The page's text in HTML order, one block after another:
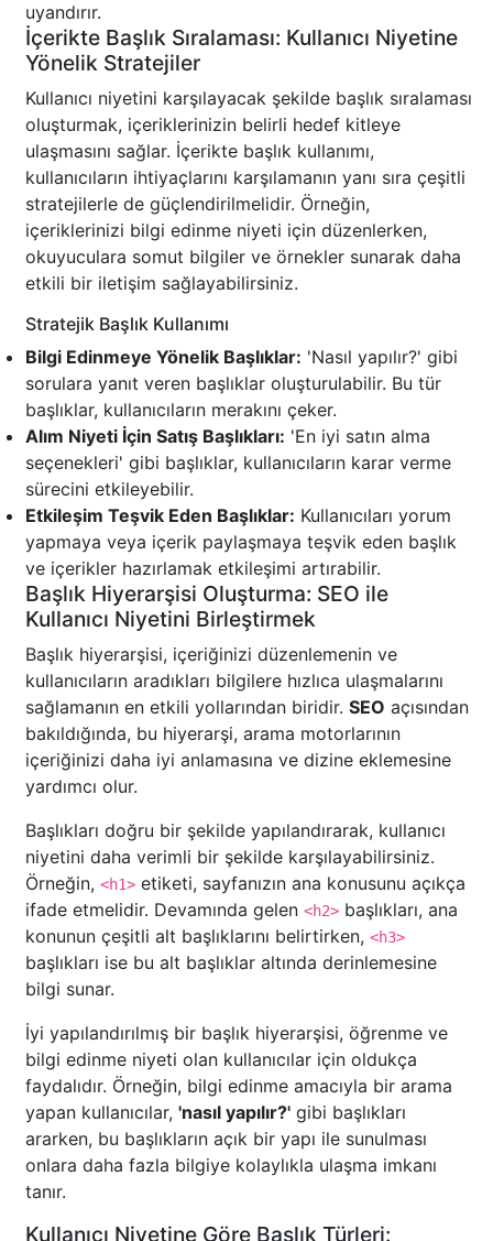
uyandırır.
İçerikte Başlık Sıralaması: Kullanıcı Niyetine
Yönelik Stratejiler
Kullanıcı niyetini karşılayacak şekilde başlık sıralaması
oluşturmak, içeriklerinizin belirli hedef kitleye
ulaşmasını sağlar. İçerikte başlık kullanımı,
kullanıcıların ihtiyaçlarını karşılamanın yanı sıra çeşitli
stratejilerle de güçlendirilmelidir. Örneğin,
içeriklerinizi bilgi edinme niyeti için düzenlerken,
okuyuculara somut bilgiler ve örnekler sunarak daha
etkili bir iletişim sağlayabilirsiniz.
Stratejik Başlık Kullanımı
Bilgi Edinmeye Yönelik Başlıklar: 'Nasıl yapılır?' gibi
sorulara yanıt veren başlıklar oluşturulabilir. Bu tür
başlıklar, kullanıcıların merakını çeker.
Alım Niyeti İçin Satış Başlıkları: 'En iyi satın alma
seçenekleri' gibi başlıklar, kullanıcıların karar verme
sürecini etkileyebilir.
Etkileşim Teşvik Eden Başlıklar: Kullanıcıları yorum
yapmaya veya içerik paylaşmaya teşvik eden başlık
ve içerikler hazırlamak etkileşimi artırabilir.
Başlık Hiyerarşisi Oluşturma: SEO ile
Kullanıcı Niyetini Birleştirmek
Başlık hiyerarşisi, içeriğinizi düzenlemenin ve
kullanıcıların aradıkları bilgilere hızlıca ulaşmalarını
sağlamanın en etkili yollarından biridir. SEO açısından
bakıldığında, bu hiyerarşi, arama motorlarının
içeriğinizi daha iyi anlamasına ve dizine eklemesine
yardımcı olur.
Başlıkları doğru bir şekilde yapılandırarak, kullanıcı
niyetini daha verimli bir şekilde karşılayabilirsiniz.
Örneğin, <h1> etiketi, sayfanızın ana konusunu açıkça
ifade etmelidir. Devamında gelen <h2> başlıkları, ana
konunun çeşitli alt başlıklarını belirtirken, <h3>
başlıkları ise bu alt başlıklar altında derinlemesine
bilgi sunar.
İyi yapılandırılmış bir başlık hiyerarşisi, öğrenme ve
bilgi edinme niyeti olan kullanıcılar için oldukça
faydalıdır. Örneğin, bilgi edinme amacıyla bir arama
yapan kullanıcılar, 'nasıl yapılır?' gibi başlıkları
ararken, bu başlıkların açık bir yapı ile sunulması
onlara daha fazla bilgiye kolaylıkla ulaşma imkanı
tanır.
Kullanıcı Niyetine Göre Başlık Türleri: